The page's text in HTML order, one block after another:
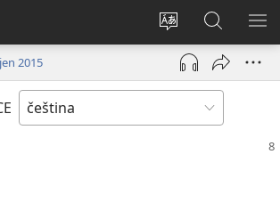
Změnit
jazyk
stránek
Přihlásit
se
(otevřeno
okno)
Hledat
na
JW.ORG
2015